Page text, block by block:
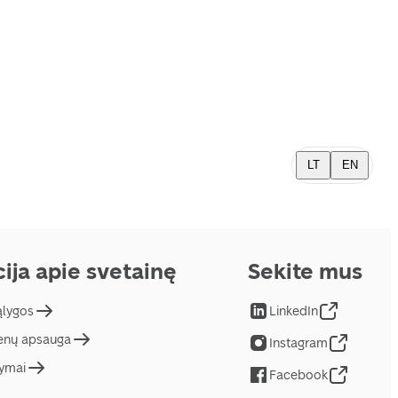
LT EN
apie svetainę
apsauga
Sekite mus
LinkedIn
Instagram
Facebook